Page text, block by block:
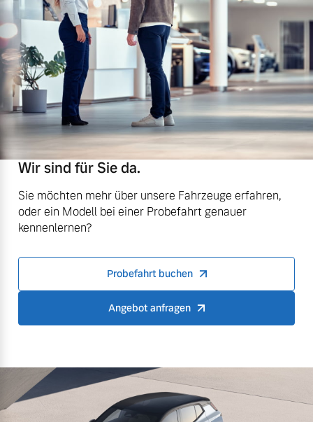
Wir sind für Sie da.
Sie möchten mehr über unsere Fahrzeuge erfahren,
oder ein Modell bei einer Probefahrt genauer
kennenlernen?
Probefahrt buchen
Angebot anfragen